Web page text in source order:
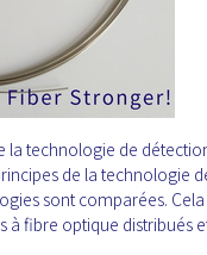
la technologie de
de la technologie
sont comparées.
fibre optique distribués